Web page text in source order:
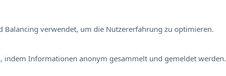
Balancing verwendet, um die Nutzererfahrung zu optimieren.
indem Informationen anonym gesammelt und gemeldet werden.